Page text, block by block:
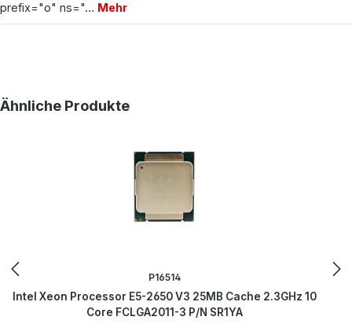
prefix="o" ns="… Mehr
Produktgalerie überspringen
Ähnliche Produkte
P16514
Intel Xeon Processor E5-2650 V3 25MB Cache 2.3GHz 10
Core FCLGA2011-3 P/N SR1YA